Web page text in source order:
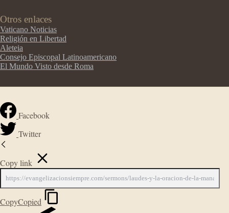
Otros enlaces
Vaticano Noticias
Religión en Libertad
Aleteia
Consejo Episcopal Latinoamericano
El Mundo Visto desde Roma
Facebook
Twitter
Copy link
CopyCopied